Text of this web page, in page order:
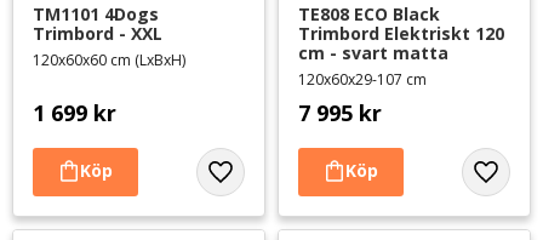
TM1101 4Dogs
Trimbord - XXL
120x60x60 cm (LxBxH)
1 699 kr
Lägg till i favoriter
TE808 ECO Black
Trimbord Elektriskt 120
cm - svart matta
120x60x29-107 cm
7 995 kr
Lägg